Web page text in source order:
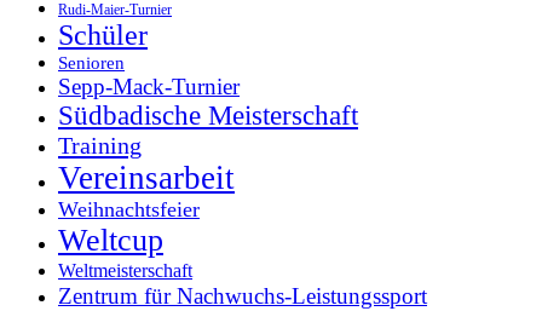
Rudi-Maier-Turnier
Schüler
Senioren
Sepp-Mack-Turnier
Südbadische Meisterschaft
Training
Vereinsarbeit
Weihnachtsfeier
Weltcup
Weltmeisterschaft
Zentrum für Nachwuchs-Leistungssport